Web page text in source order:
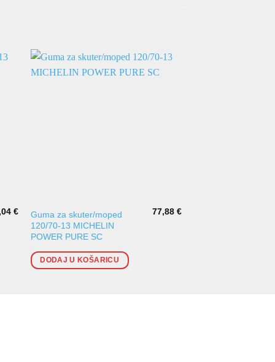
€
Guma za skuter/moped
120/70-13 MICHELIN
POWER PURE SC
77,88€
DODAJ U KOŠARICU